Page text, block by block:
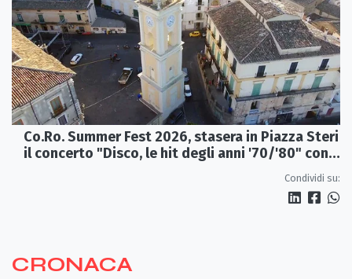
Co.Ro. Summer Fest 2026, stasera in Piazza Steri
il concerto "Disco, le hit degli anni '70/'80" con
Condividi su:
CRONACA